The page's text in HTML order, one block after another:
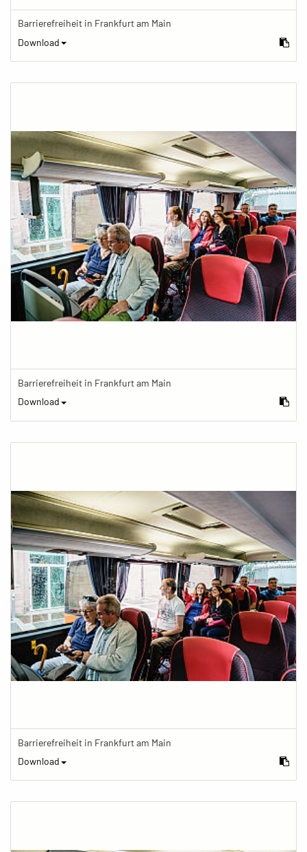
Barrierefreiheit in Frankfurt am Main
Download
Barrierefreiheit in Frankfurt am Main
Download
Barrierefreiheit in Frankfurt am Main
Download